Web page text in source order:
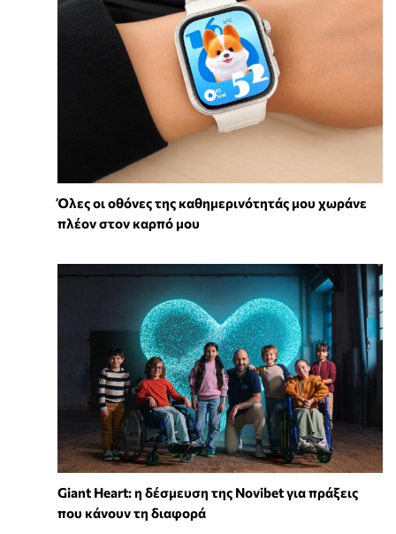
Όλες οι οθόνες της καθημερινότητάς μου χωράνε
πλέον στον καρπό μου
Giant Heart: η δέσμευση της Novibet για πράξεις
που κάνουν τη διαφορά